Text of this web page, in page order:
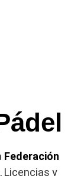
Federación
Licencias y